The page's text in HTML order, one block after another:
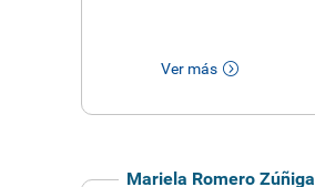
Ver más
Mariela Romero Zúñiga